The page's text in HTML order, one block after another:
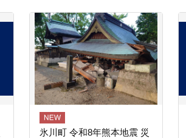
氷川町 令和8年熊本地震 災